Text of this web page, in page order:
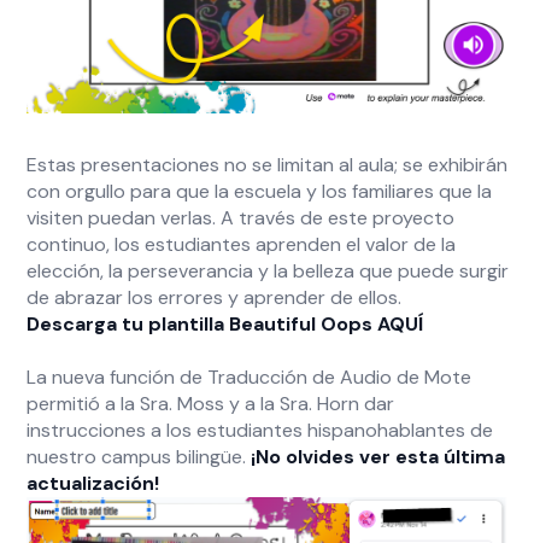
Estas presentaciones no se limitan al aula; se exhibirán
con orgullo para que la escuela y los familiares que la
visiten puedan verlas. A través de este proyecto
continuo, los estudiantes aprenden el valor de la
elección, la perseverancia y la belleza que puede surgir
de abrazar los errores y aprender de ellos.
Descarga tu plantilla Beautiful Oops AQUÍ
La nueva función de Traducción de Audio de Mote
permitió a la Sra. Moss y a la Sra. Horn dar
instrucciones a los estudiantes hispanohablantes de
nuestro campus bilingüe. ¡No olvides ver esta última
actualización!